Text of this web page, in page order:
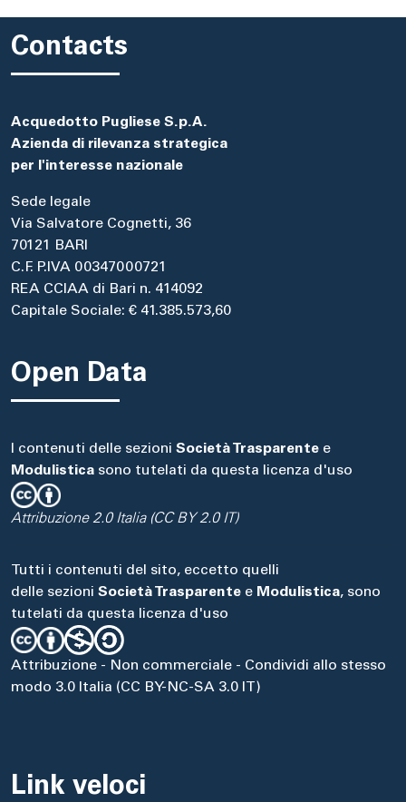
Contacts
Acquedotto Pugliese S.p.A.
Azienda di rilevanza strategica
per l'interesse nazionale
Sede legale
Via Salvatore Cognetti, 36
70121 BARI
C.F. P.IVA 00347000721
REA CCIAA di Bari n. 414092
Capitale Sociale: € 41.385.573,60
Open Data
I contenuti delle sezioni Società Trasparente e
Modulistica sono tutelati da questa licenza d'uso
Attribuzione 2.0 Italia (CC BY 2.0 IT)
Tutti i contenuti del sito, eccetto quelli
delle sezioni Società Trasparente e Modulistica, sono
tutelati da questa licenza d'uso
Attribuzione - Non commerciale - Condividi allo stesso
modo 3.0 Italia (CC BY-NC-SA 3.0 IT)
Link veloci